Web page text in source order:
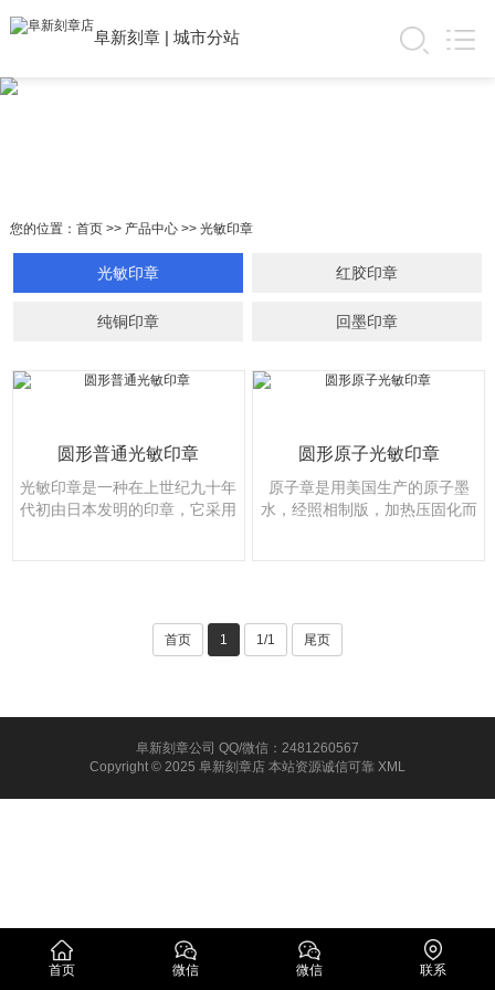
阜新刻章| 城市分站
您的位置： 首页>> 产品中心>> 光敏印章
光敏印章 红胶印章
纯铜印章 回墨印章
圆形普通光敏印章
光敏印章是一种在上世纪九十年
代初由日本发明的印章，它采用
圆形原子光敏印章
原子章是用美国生产的原子墨
水，经照相制版，加热压固化而
首页 1 1/1 尾页
阜新刻章公司 QQ/微信：2481260567
Copyright © 2025 阜新刻章店 本站资源诚信可靠 XML
首页 微信 微信 联系